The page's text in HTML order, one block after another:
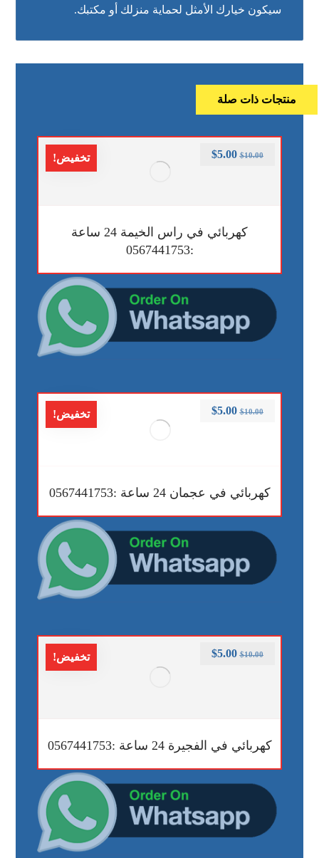
سيكون خيارك الأمثل لحماية منزلك أو مكتبك.
منتجات ذات صلة
تخفيض!
كهربائي في راس الخيمة 24 ساعة
:0567441753
$10.00
$5.00
تخفيض!
كهربائي في عجمان 24 ساعة :0567441753
$10.00
$5.00
تخفيض!
كهربائي في الفجيرة 24 ساعة :0567441753
$10.00
$5.00